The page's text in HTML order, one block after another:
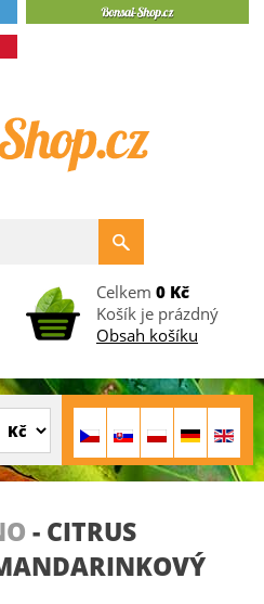
Celkem 0 Kč
Košík je prázdný
Obsah košíku
- CITRUS